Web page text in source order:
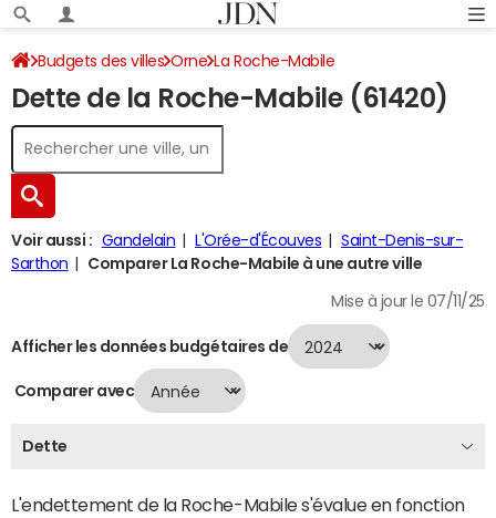
Budgets des villes Orne La Roche-Mabile
Dette au 31/12/2024
Dette de la Roche-Mabile (61420)
Voir aussi : Gandelain L'Orée-d'Écouves
Saint-Denis-sur-
Sarthon
Comparer La Roche-Mabile à une autre ville
Mise à jour le 07/11/25
Afficher les données budgétaires de
Comparer avec
Dette
L'endettement de la Roche-Mabile s'évalue en fonction